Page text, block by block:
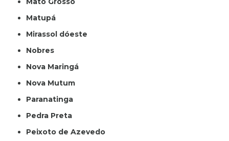
Matupá
Mirassol dóeste
Nobres
Nova Maringá
Nova Mutum
Paranatinga
Pedra Preta
Peixoto de Azevedo